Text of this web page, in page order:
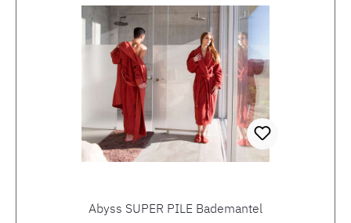
Abyss SUPER PILE Bademantel